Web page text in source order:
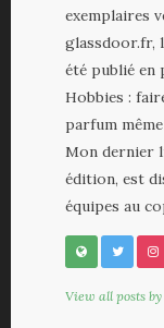
exemplaires
glassdoor.fr,
été publié en
Hobbies :
parfum
Mon dernier
édition, est
équipes au
View all posts